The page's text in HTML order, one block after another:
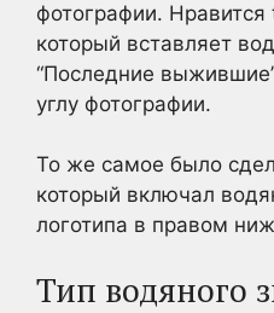
фотографии. Нравится
который вставляет
“Последние
углу фотографии.
То же самое было
который включал
логотипа в правом
Тип водяного